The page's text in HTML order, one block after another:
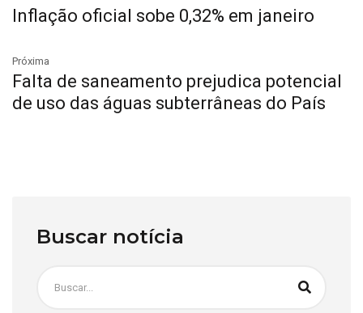
Inflação oficial sobe 0,32% em janeiro
Próxima
Falta de saneamento prejudica potencial
de uso das águas subterrâneas do País
Buscar notícia